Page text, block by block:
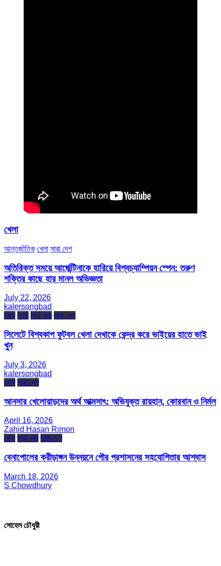
খেলা
আন্তর্জাতিক খেলা সারা দেশ
অতিরিক্ত সময়ে আর্জেন্টিনাকে হারিয়ে বিশ্বচ্যাম্পিয়ন স্পেন: তরুণ
শক্তির কাছে হার মানল অভিজ্ঞতা
July 22, 2026
kalersongbad
খেলা মৃত্যু সারা খবর সারা দেশ
সিলেটে বিশ্বকাপ ফুটবল খেলা দেখাকে কেন্দ্র করে ভাইয়ের হাতে ভাই
খুন
July 3, 2026
kalersongbad
খেলা সারা দেশ
আনসার খেলোয়াড়দের অর্থ আত্মসাৎ: অভিযুক্ত রায়হান, কোরবান ও নির্মল
April 16, 2026
Zahid Hasan Rimon
খেলা সারা খবর সারা দেশ
বেনাপোলের ক্রীড়াঙ্গন উন্নয়নে পৌর প্রশাসনের সহযোগিতার আশ্বাস
March 18, 2026
S Chowdhury
সোহেল চৌধুরী